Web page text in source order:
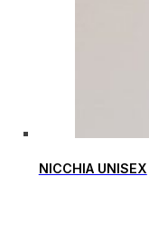
NICCHIA UNISEX